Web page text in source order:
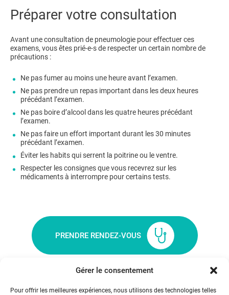
Gérer le consentement
Pour offrir les meilleures expériences, nous utilisons des technologies telles
​​Préparer votre consultation
Avant une consultation de pneumologie pour effectuer ces
examens, vous êtes prié-e-s de respecter un certain nombre de
précautions :
Ne pas fumer au moins une heure avant l’examen.
Ne pas prendre un repas important dans les deux heures
précédant l’examen.
Ne pas boire d’alcool dans les quatre heures précédant
l’examen.
Ne pas faire un effort important durant les 30 minutes
précédant l’examen.
Éviter les habits qui serrent la poitrine ou le ventre.
Respecter les consignes que vous recevrez sur les
médicaments à interrompre pour certains tests.
PRENDRE RENDEZ-VOUS